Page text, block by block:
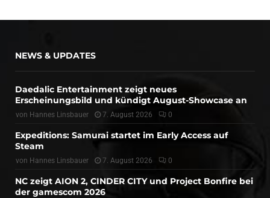
NEWS & UPDATES
Daedalic Entertainment zeigt neues
Erscheinungsbild und kündigt August-Showcase an
von Hannes Linsbauer 7. August 2026 0
Expeditions: Samurai startet im Early Access auf
Steam
von Hannes Linsbauer 7. August 2026 0
NC zeigt AION 2, CINDER CITY und Project Bonfire bei
der gamescom 2026